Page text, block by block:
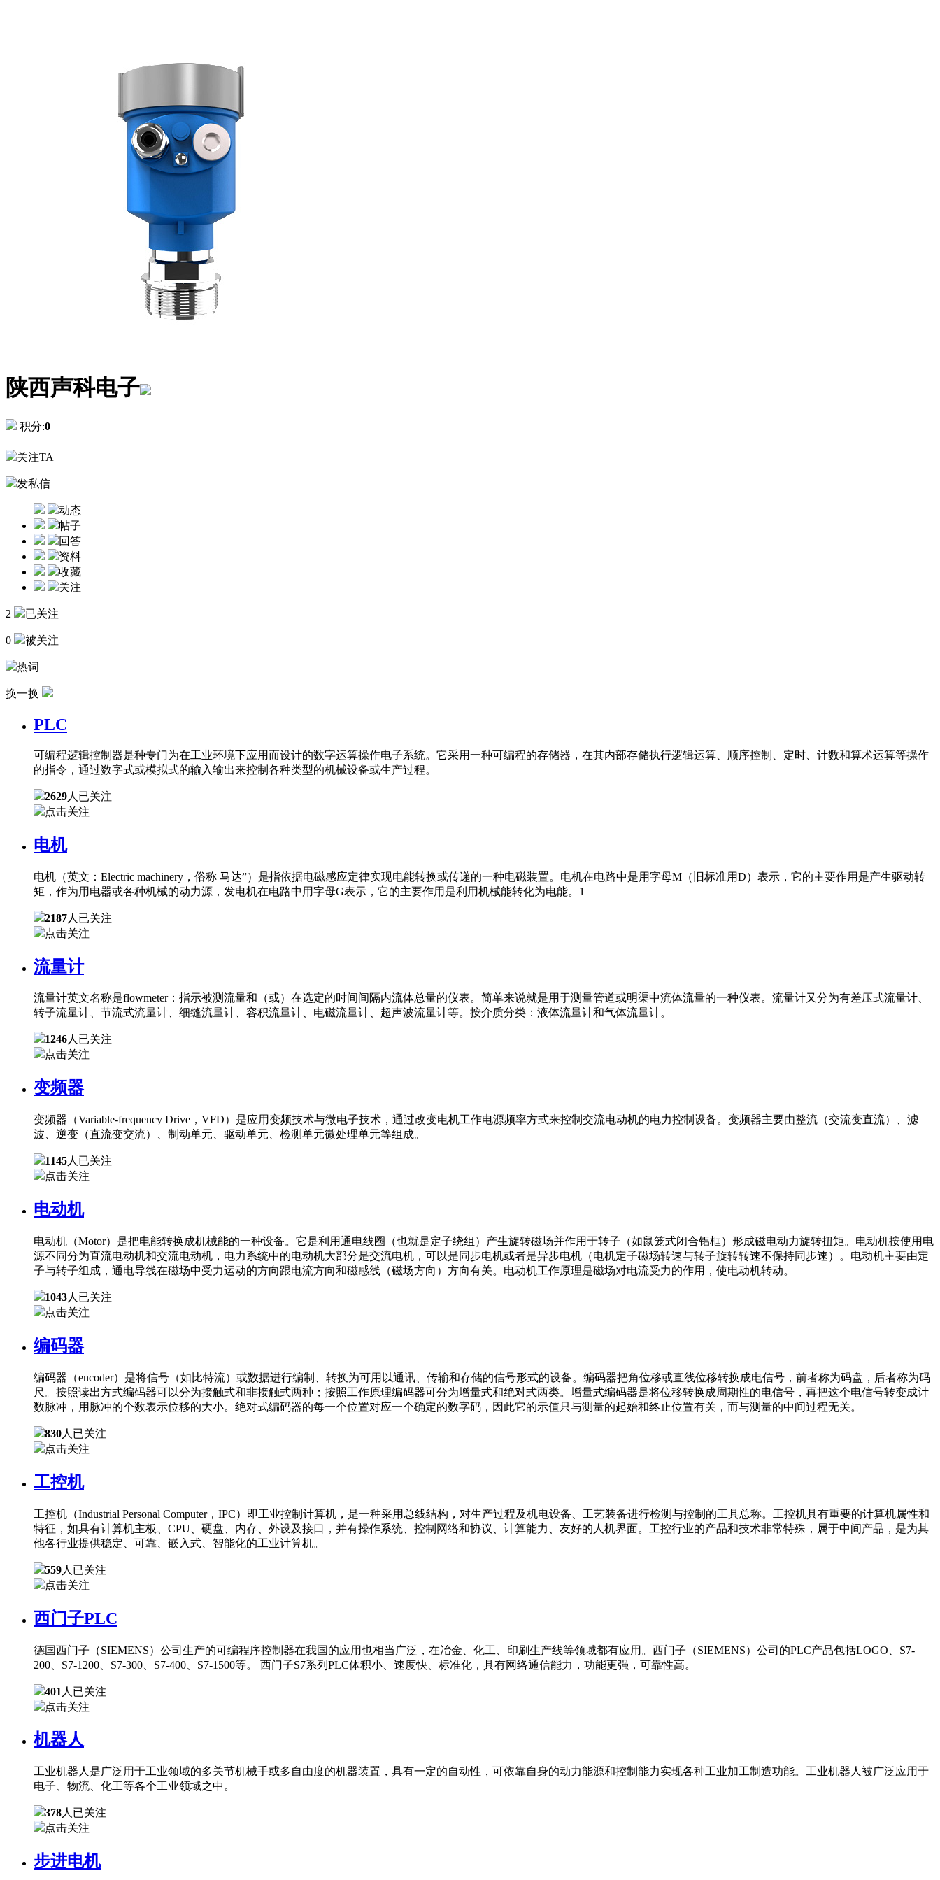
陕西声科电子
积分:0
关注TA
发私信
动态
帖子
回答
资料
收藏
关注
2 已关注
0 被关注
热词
换一换
PLC
可编程逻辑控制器是种专门为在工业环境下应用而设计的数字运算操作电子系统。它采用一种可编程的存储器，在其内部存储执行逻辑运算、顺序控制、定时、计数和算术运算等操作
的指令，通过数字式或模拟式的输入输出来控制各种类型的机械设备或生产过程。
2629人已关注
点击关注
电机
电机（英文：Electric machinery，俗称 马达”）是指依据电磁感应定律实现电能转换或传递的一种电磁装置。电机在电路中是用字母M（旧标准用D）表示，它的主要作用是产生驱动转
矩，作为用电器或各种机械的动力源，发电机在电路中用字母G表示，它的主要作用是利用机械能转化为电能。1=
2187人已关注
点击关注
流量计
流量计英文名称是flowmeter：指示被测流量和（或）在选定的时间间隔内流体总量的仪表。简单来说就是用于测量管道或明渠中流体流量的一种仪表。流量计又分为有差压式流量计、
转子流量计、节流式流量计、细缝流量计、容积流量计、电磁流量计、超声波流量计等。按介质分类：液体流量计和气体流量计。
1246人已关注
点击关注
变频器
变频器（Variable-frequency Drive，VFD）是应用变频技术与微电子技术，通过改变电机工作电源频率方式来控制交流电动机的电力控制设备。变频器主要由整流（交流变直流）、滤
波、逆变（直流变交流）、制动单元、驱动单元、检测单元微处理单元等组成。
1145人已关注
点击关注
电动机
电动机（Motor）是把电能转换成机械能的一种设备。它是利用通电线圈（也就是定子绕组）产生旋转磁场并作用于转子（如鼠笼式闭合铝框）形成磁电动力旋转扭矩。电动机按使用电
源不同分为直流电动机和交流电动机，电力系统中的电动机大部分是交流电机，可以是同步电机或者是异步电机（电机定子磁场转速与转子旋转转速不保持同步速）。电动机主要由定
子与转子组成，通电导线在磁场中受力运动的方向跟电流方向和磁感线（磁场方向）方向有关。电动机工作原理是磁场对电流受力的作用，使电动机转动。
1043人已关注
点击关注
编码器
编码器（encoder）是将信号（如比特流）或数据进行编制、转换为可用以通讯、传输和存储的信号形式的设备。编码器把角位移或直线位移转换成电信号，前者称为码盘，后者称为码
尺。按照读出方式编码器可以分为接触式和非接触式两种；按照工作原理编码器可分为增量式和绝对式两类。增量式编码器是将位移转换成周期性的电信号，再把这个电信号转变成计
数脉冲，用脉冲的个数表示位移的大小。绝对式编码器的每一个位置对应一个确定的数字码，因此它的示值只与测量的起始和终止位置有关，而与测量的中间过程无关。
830人已关注
点击关注
工控机
工控机（Industrial Personal Computer，IPC）即工业控制计算机，是一种采用总线结构，对生产过程及机电设备、工艺装备进行检测与控制的工具总称。工控机具有重要的计算机属性和
特征，如具有计算机主板、CPU、硬盘、内存、外设及接口，并有操作系统、控制网络和协议、计算能力、友好的人机界面。工控行业的产品和技术非常特殊，属于中间产品，是为其
他各行业提供稳定、可靠、嵌入式、智能化的工业计算机。
559人已关注
点击关注
西门子PLC
德国西门子（SIEMENS）公司生产的可编程序控制器在我国的应用也相当广泛，在冶金、化工、印刷生产线等领域都有应用。西门子（SIEMENS）公司的PLC产品包括LOGO、S7-
200、S7-1200、S7-300、S7-400、S7-1500等。 西门子S7系列PLC体积小、速度快、标准化，具有网络通信能力，功能更强，可靠性高。
401 人已关注
点击关注
机器人
工业机器人是广泛用于工业领域的多关节机械手或多自由度的机器装置，具有一定的自动性，可依靠自身的动力能源和控制能力实现各种工业加工制造功能。工业机器人被广泛应用于
电子、物流、化工等各个工业领域之中。
378人已关注
点击关注
步进电机